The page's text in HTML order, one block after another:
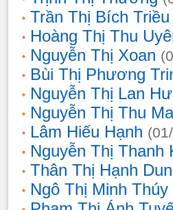
Trần Thị Bích Triều
Hoàng Thị Thu
Nguyễn Thị Xoan
Bùi Thị Phương
Nguyễn Thị Lan
Nguyễn Thị Thu
Lâm Hiếu Hạnh
Nguyễn Thị Thanh
Thân Thị Hạnh
Ngô Thị Minh Thúy